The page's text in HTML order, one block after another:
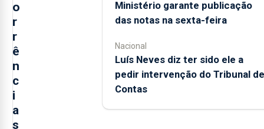
o
r
r
ê
n
c
i
a
s
Ministério garante publicação
das notas na sexta-feira
Nacional
Luís Neves diz ter sido ele a
pedir intervenção do Tribunal de
Contas